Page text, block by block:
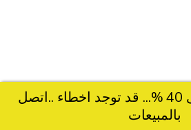
خصومات تصل الى 40 %... قد توجد اخطاء ..اتصل
بالمبيعات